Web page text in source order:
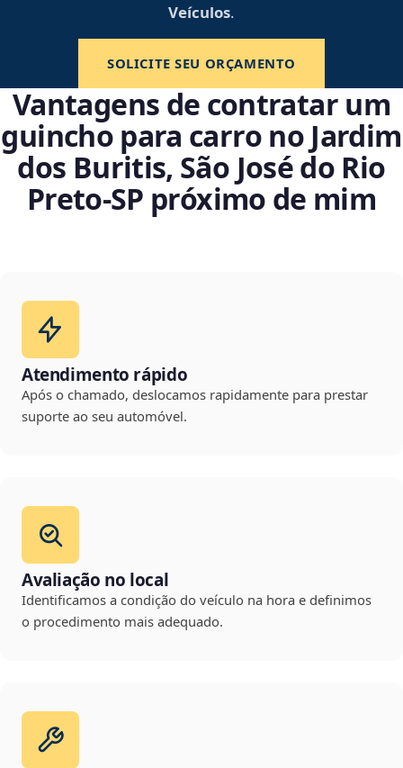
Veículos.
SOLICITE SEU ORÇAMENTO
Vantagens de contratar um
guincho para carro no Jardim
dos Buritis, São José do Rio
Preto‑SP próximo de mim
Atendimento rápido
Após o chamado, deslocamos rapidamente para prestar
suporte ao seu automóvel.
Avaliação no local
Identificamos a condição do veículo na hora e definimos
o procedimento mais adequado.